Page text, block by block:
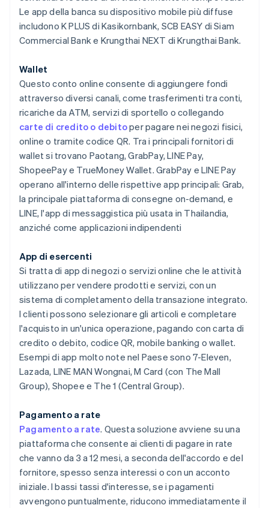
Le app della banca su dispositivo mobile più diffuse
includono K PLUS di Kasikornbank, SCB EASY di Siam
Commercial Bank e Krungthai NEXT di Krungthai Bank.
Wallet
Questo conto online consente di aggiungere fondi
attraverso diversi canali, come trasferimenti tra conti,
ricariche da ATM, servizi di sportello o collegando
carte di credito o debitoper pagare nei negozi fisici,
online o tramite codice QR. Tra i principali fornitori di
wallet si trovano Paotang, GrabPay, LINE Pay,
ShopeePay e TrueMoney Wallet. GrabPay e LINE Pay
operano all'interno delle rispettive app principali: Grab,
la principale piattaforma di consegne on-demand, e
LINE, l'app di messaggistica più usata in Thailandia,
anziché come applicazioni indipendenti
App di esercenti
Si tratta di app di negozi o servizi online che le attività
utilizzano per vendere prodotti e servizi, con un
sistema di completamento della transazione integrato.
I clienti possono selezionare gli articoli e completare
l'acquisto in un'unica operazione, pagando con carta di
credito o debito, codice QR, mobile banking o wallet.
Esempi di app molto note nel Paese sono 7-Eleven,
Lazada, LINE MAN Wongnai, M Card (con The Mall
Group), Shopee e The 1 (Central Group).
Pagamento a rate
Pagamento a rate. Questa soluzione avviene su una
piattaforma che consente ai clienti di pagare in rate
che vanno da 3 a 12 mesi, a seconda dell'accordo e del
fornitore, spesso senza interessi o con un acconto
iniziale. I bassi tassi d'interesse, se i pagamenti
avvengono puntualmente, riducono immediatamente il